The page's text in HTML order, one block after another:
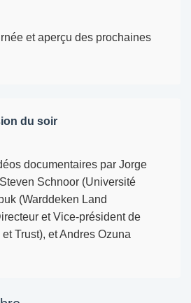
et aperçu des prochaines
du soir
documentaires par Jorge
Schnoor (Université
(Warddeken Land
et Vice-président de
Trust), et Andres Ozuna